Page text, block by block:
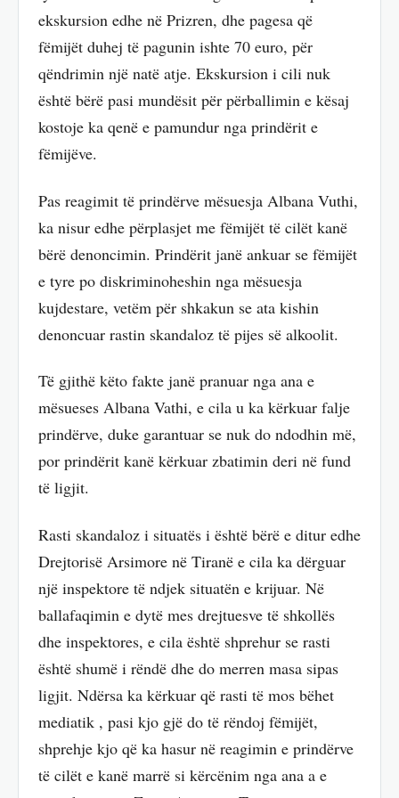
ekskursion edhe në Prizren, dhe pagesa që
fëmijët duhej të pagunin ishte 70 euro, për
qëndrimin një natë atje. Ekskursion i cili nuk
është bërë pasi mundësit për përballimin e kësaj
kostoje ka qenë e pamundur nga prindërit e
fëmijëve.
Pas reagimit të prindërve mësuesja Albana Vuthi,
ka nisur edhe përplasjet me fëmijët të cilët kanë
bërë denoncimin. Prindërit janë ankuar se fëmijët
e tyre po diskriminoheshin nga mësuesja
kujdestare, vetëm për shkakun se ata kishin
denoncuar rastin skandaloz të pijes së alkoolit.
Të gjithë këto fakte janë pranuar nga ana e
mësueses Albana Vathi, e cila u ka kërkuar falje
prindërve, duke garantuar se nuk do ndodhin më,
por prindërit kanë kërkuar zbatimin deri në fund
të ligjit.
Rasti skandaloz i situatës i është bërë e ditur edhe
Drejtorisë Arsimore në Tiranë e cila ka dërguar
një inspektore të ndjek situatën e krijuar. Në
ballafaqimin e dytë mes drejtuesve të shkollës
dhe inspektores, e cila është shprehur se rasti
është shumë i rëndë dhe do merren masa sipas
ligjit. Ndërsa ka kërkuar që rasti të mos bëhet
mediatik , pasi kjo gjë do të rëndoj fëmijët,
shprehje kjo që ka hasur në reagimin e prindërve
të cilët e kanë marrë si kërcënim nga ana a e